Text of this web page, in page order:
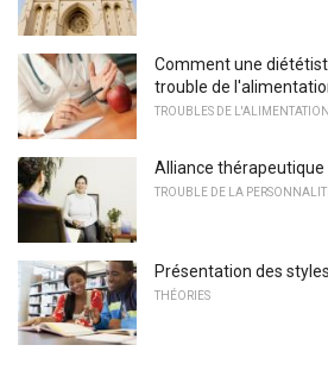
Comment une
trouble de
TROUBLES DE L'ALIMENTATION
Alliance thérapeutique
TROUBLE DE LA
Présentation des
THÉORIES